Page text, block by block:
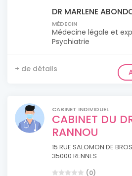
DR MARLENE
MÉDECIN
Médecine légale et
Psychiatrie
+ de détails
CABINET INDIVIDUEL
CABINET DU
RANNOU
15 RUE SALOMON DE
35000 RENNES
(0)